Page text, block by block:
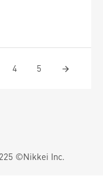
4 5
©Nikkei Inc.